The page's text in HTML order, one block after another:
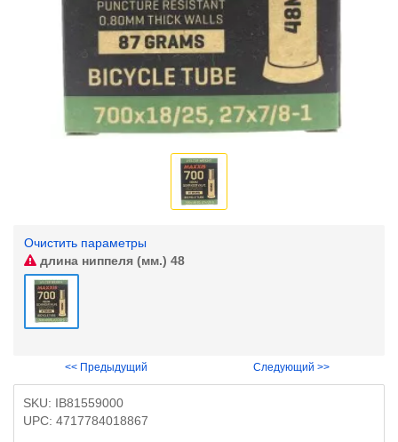
Очистить параметры
длина ниппеля (мм.) 48
<< Предыдущий Следующий >>
SKU: IB81559000
UPC: 4717784018867